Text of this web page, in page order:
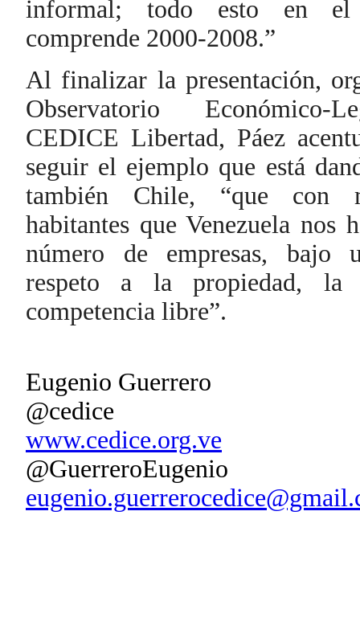
informal; todo esto en el
comprende 2000-2008.”
Al finalizar la presentación,
Observatorio Económico-
CEDICE Libertad, Páez
seguir el ejemplo que está
también Chile, “que con
habitantes que Venezuela nos
número de empresas, bajo
respeto a la propiedad,
competencia libre”.
Eugenio Guerrero
@cedice
www.cedice.org.ve
@GuerreroEugenio